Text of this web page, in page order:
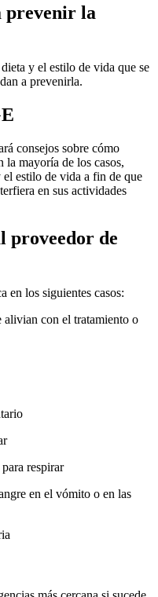
prevenir la
y el estilo de vida que se
a prevenirla.
consejos sobre cómo
mayoría de los casos,
el estilo de vida a fin de que
en sus actividades
proveedor de
en los siguientes casos:
alivian con el tratamiento o
respirar
en el vómito o en las